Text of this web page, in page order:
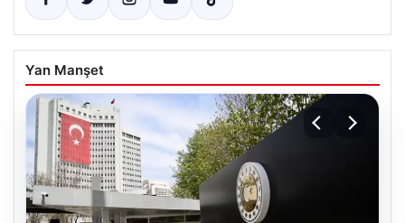
Yan Manşet